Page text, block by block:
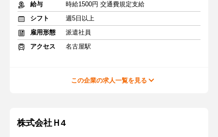
給与
時給1500円 交通費規定支給
シフト
週5日以上
雇用形態
派遣社員
アクセス
名古屋駅
この企業の求人一覧を見る
株式会社Ｈ4